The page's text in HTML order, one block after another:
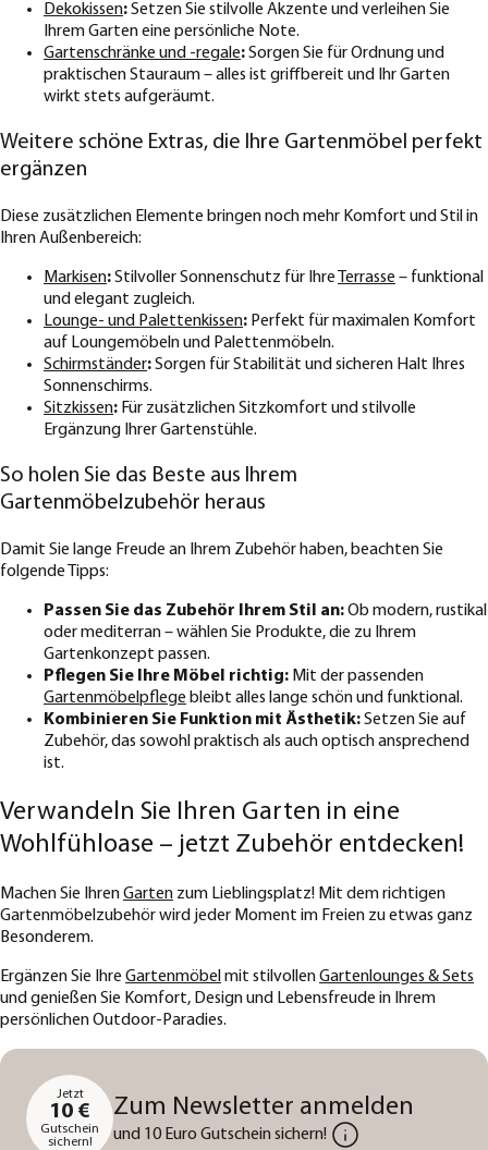
Dekokissen:Setzen Sie stilvolle Akzente und verleihen Sie
Ihrem Garten eine persönliche Note.
Gartenschränke und -regale:Sorgen Sie für Ordnung und
praktischen Stauraum – alles ist griffbereit und Ihr Garten
wirkt stets aufgeräumt.
Weitere schöne Extras, die Ihre Gartenmöbel perfekt
ergänzen
Diese zusätzlichen Elemente bringen noch mehr Komfort und Stil in
Ihren Außenbereich:
Markisen:Stilvoller Sonnenschutz für Ihre Terrasse – funktional
und elegant zugleich.
Lounge- und Palettenkissen: Perfekt für maximalen Komfort
auf Loungemöbeln und Palettenmöbeln.
Schirmständer:Sorgen für Stabilität und sicheren Halt Ihres
Sonnenschirms.
Sitzkissen: Für zusätzlichen Sitzkomfort und stilvolle
Ergänzung Ihrer Gartenstühle.
So holen Sie das Beste aus Ihrem
Gartenmöbelzubehör heraus
Damit Sie lange Freude an Ihrem Zubehör haben, beachten Sie
folgende Tipps:
Passen Sie das Zubehör Ihrem Stil an:Ob modern, rustikal
oder mediterran – wählen Sie Produkte, die zu Ihrem
Gartenkonzept passen.
Pflegen Sie Ihre Möbel richtig: Mit der passenden
Gartenmöbelpflege bleibt alles lange schön und funktional.
Kombinieren Sie Funktion mit Ästhetik:Setzen Sie auf
Zubehör, das sowohl praktisch als auch optisch ansprechend
ist.
Verwandeln Sie Ihren Garten in eine
Wohlfühloase – jetzt Zubehör entdecken!
Machen Sie IhrenGarten zum Lieblingsplatz! Mit dem richtigen
Gartenmöbelzubehör wird jeder Moment im Freien zu etwas ganz
Besonderem.
Ergänzen Sie Ihre Gartenmöbel mit stilvollenGartenlounges & Sets
und genießen Sie Komfort, Design und Lebensfreude in Ihrem
persönlichen Outdoor-Paradies.
Jetzt
10 €
Gutschein
sichern!
Zum Newsletter anmelden
und 10 Euro Gutschein sichern!